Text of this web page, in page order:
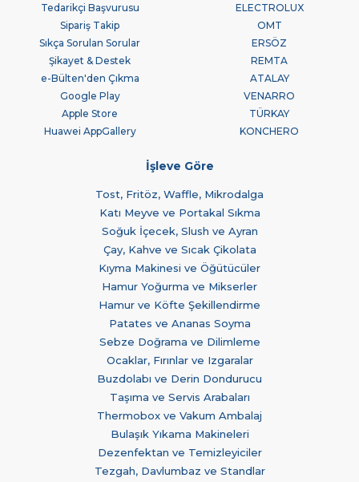
Tedarikçi Başvurusu
Sipariş Takip
Sıkça Sorulan Sorular
Şikayet & Destek
e-Bülten'den Çıkma
Google Play
Apple Store
Huawei AppGallery
ELECTROLUX
OMT
ERSÖZ
REMTA
ATALAY
VENARRO
TÜRKAY
KONCHERO
İşleve Göre
Tost, Fritöz, Waffle, Mikrodalga
Katı Meyve ve Portakal Sıkma
Soğuk İçecek, Slush ve Ayran
Çay, Kahve ve Sıcak Çikolata
Kıyma Makinesi ve Öğütücüler
Hamur Yoğurma ve Mikserler
Hamur ve Köfte Şekillendirme
Patates ve Ananas Soyma
Sebze Doğrama ve Dilimleme
Ocaklar, Fırınlar ve Izgaralar
Buzdolabı ve Derin Dondurucu
Taşıma ve Servis Arabaları
Thermobox ve Vakum Ambalaj
Bulaşık Yıkama Makineleri
Dezenfektan ve Temizleyiciler
Tezgah, Davlumbaz ve Standlar